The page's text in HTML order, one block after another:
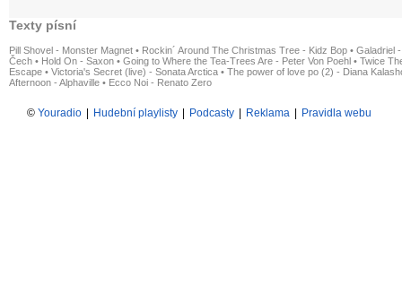
Texty písní
Pill Shovel - Monster Magnet • Rockin´ Around The Christmas Tree - Kidz Bop • Galadriel
Čech • Hold On - Saxon • Going to Where the Tea-Trees Are - Peter Von Poehl • Twice
Escape • Victoria's Secret (live) - Sonata Arctica • The power of love po (2) - Diana
Afternoon - Alphaville • Ecco Noi - Renato Zero
© Youradio Hudební playlisty Podcasty Reklama Pravidla webu